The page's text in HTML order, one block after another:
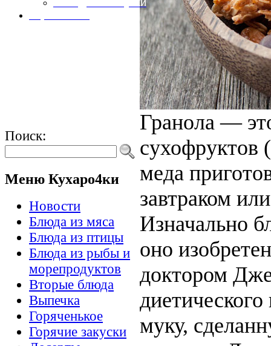
Холодные закуски
Поиск:
Меню Кухаро4ки
Новости
Блюда из мяса
Блюда из птицы
Блюда из рыбы и
морепродуктов
Вторые блюда
Выпечка
Горяченькое
Горячие закуски
Гранола —
сухофруктов
меда
завтраком
Изначально
оно
доктором
муку,